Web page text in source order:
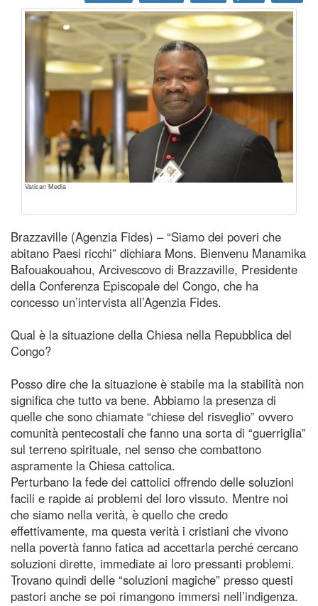
Vatican Media
Brazzaville (Agenzia Fides) – “Siamo dei poveri che
abitano Paesi ricchi” dichiara Mons. Bienvenu Manamika
Bafouakouahou, Arcivescovo di Brazzaville, Presidente
della Conferenza Episcopale del Congo, che ha
concesso un’intervista all’Agenzia Fides.
Qual è la situazione della Chiesa nella Repubblica del
Congo?
Posso dire che la situazione è stabile ma la stabilità non
significa che tutto va bene. Abbiamo la presenza di
quelle che sono chiamate “chiese del risveglio” ovvero
comunità pentecostali che fanno una sorta di “guerriglia”
sul terreno spirituale, nel senso che combattono
aspramente la Chiesa cattolica.
Perturbano la fede dei cattolici offrendo delle soluzioni
facili e rapide ai problemi del loro vissuto. Mentre noi
che siamo nella verità, è quello che credo
effettivamente, ma questa verità i cristiani che vivono
nella povertà fanno fatica ad accettarla perché cercano
soluzioni dirette, immediate ai loro pressanti problemi.
Trovano quindi delle “soluzioni magiche” presso questi
pastori anche se poi rimangono immersi nell’indigenza.